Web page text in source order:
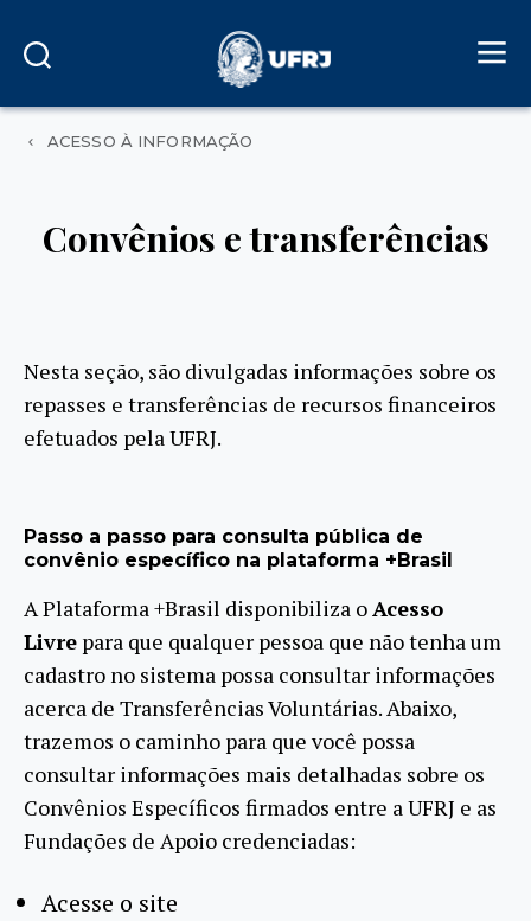
ACESSO À INFORMAÇÃO
Convênios e transferências
Nesta seção, são divulgadas informações sobre os
repasses e transferências de recursos financeiros
efetuados pela UFRJ.
Passo a passo para consulta pública de
convênio específico na plataforma +Brasil
A Plataforma +Brasil disponibiliza oAcesso
Livre para que qualquer pessoa que não tenha um
cadastro no sistema possa consultar informações
acerca de Transferências Voluntárias. Abaixo,
trazemos o caminho para que você possa
consultar informações mais detalhadas sobre os
Convênios Específicos firmados entre a UFRJ e as
Fundações de Apoio credenciadas:
Acesse o site